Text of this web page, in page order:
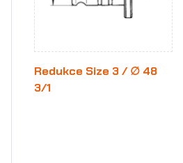
Redukce Size 3 / ∅ 48
3/1